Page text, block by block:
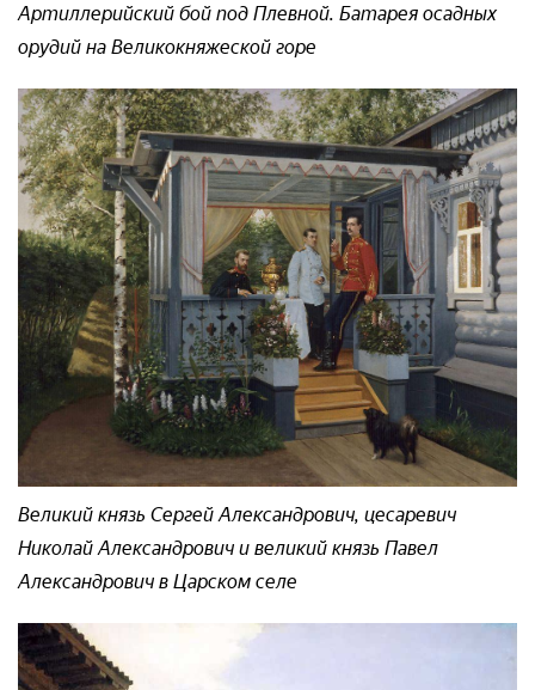
Артиллерийский бой под Плевной. Батарея осадных
орудий на Великокняжеской горе
Великий князь Сергей Александрович, цесаревич
Николай Александрович и великий князь Павел
Александрович в Царском селе